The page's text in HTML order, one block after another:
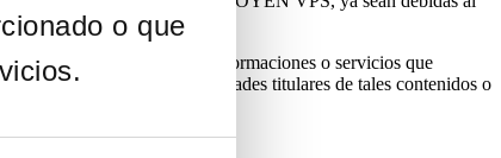
o que
la conexión, contenidos, informaciones o servicios que
VPS y las personas o entidades titulares de tales contenidos o